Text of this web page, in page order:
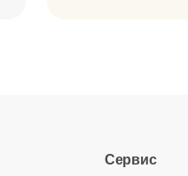
Сервис